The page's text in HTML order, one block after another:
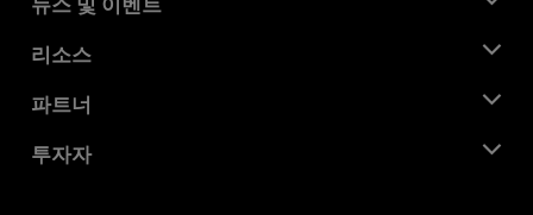
기업의 사회적 책임
채용
문의하기
뉴스룸
미디어 라이브러리
리소스
개발자 센트럴
사례 연구
파트너
AMD 파트너 허브
투자자